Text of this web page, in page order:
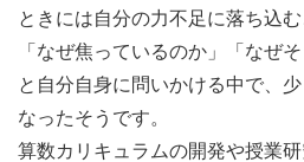
ときには自分の力不足に落ち込む
「なぜ焦っているのか」「なぜそ
と自分自身に問いかける中で、
なったそうです。
算数カリキュラムの開発や授業